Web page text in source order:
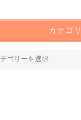
カテゴ